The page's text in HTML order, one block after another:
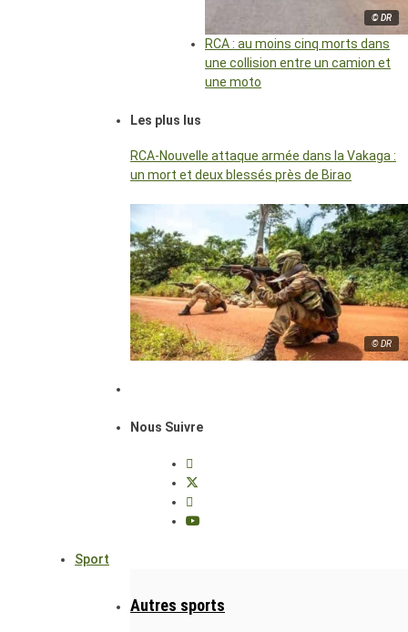
© DR
RCA : au moins cinq morts dans
une collision entre un camion et
une moto
Les plus lus
RCA-Nouvelle attaque armée dans la Vakaga :
un mort et deux blessés près de Birao
© DR
Nous Suivre
Sport
Autres sports